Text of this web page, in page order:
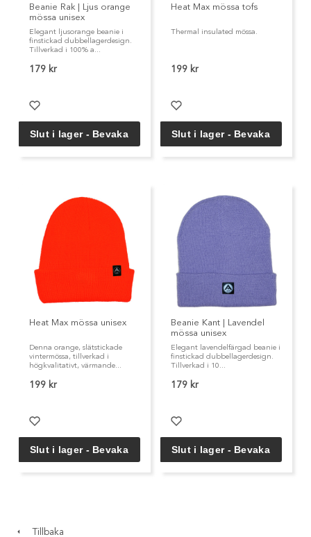
Med storleken angiven i centimetermått runt huvudet kan
du vara säker på att hitta den perfekta passformen för
dig. Så varför kompromissa med stil eller komfort när du
kan få bägge delar med vår vintermössa i vacker brun färg?
elegans och värme med denna underbara öronlappsmössa!
Beanie Rak | Ljus orange
mössa unisex
Elegant ljusorange beanie i
finstickad dubbellagerdesign.
Tillverkad i 100% a...
179 kr
Heat Max mössa tofs
Thermal insulated mössa.
199 kr
Heat Max mössa unisex
Denna orange, slätstickade
vintermössa, tillverkad i
högkvalitativt, värmande...
199 kr
Beanie Kant | Lavendel
mössa unisex
Elegant lavendelfärgad beanie i
finstickad dubbellagerdesign.
Tillverkad i 10...
179 kr
Tillbaka